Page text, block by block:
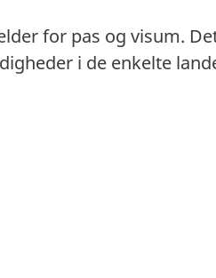
for pas og visum.
i de enkelte